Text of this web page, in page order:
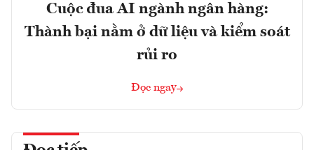
Cuộc đua AI ngành ngân hàng:
Thành bại nằm ở dữ liệu và kiểm soát
rủi ro
Đọc ngay